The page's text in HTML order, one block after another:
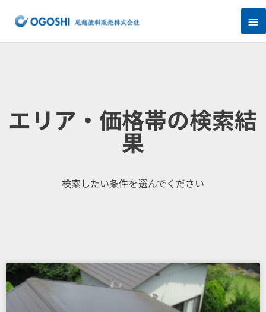
ス
メ
イ
ニ
ュ
エリア・価格帯の検索結
果
検索したい条件を選んでください
PagePagePagePagePage